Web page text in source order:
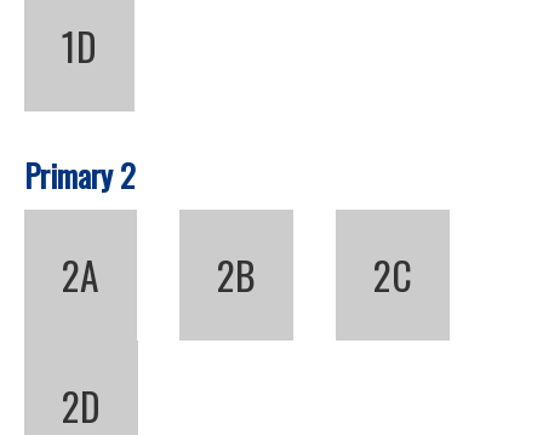
1D
Primary 2
2A 2B 2C
2D